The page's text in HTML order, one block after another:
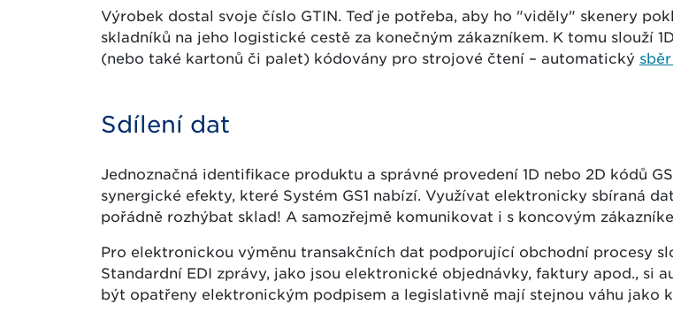
Výrobek dostal svoje číslo GTIN. Teď je potřeba, aby ho "viděly" skenery
skladníků na jeho logistické cestě za konečným zákazníkem. K tomu slouží
(nebo také kartonů či palet) kódovány pro strojové čtení – automatický
Sdílení dat
Jednoznačná identifikace produktu a správné provedení 1D nebo 2D kódů
synergické efekty, které Systém GS1 nabízí. Využívat elektronicky sbíraná
pořádně rozhýbat sklad! A samozřejmě komunikovat i s koncovým
Pro elektronickou výměnu transakčních dat podporující obchodní procesy
Standardní EDI zprávy, jako jsou elektronické objednávky, faktury apod., si
být opatřeny elektronickým podpisem a legislativně mají stejnou váhu jako